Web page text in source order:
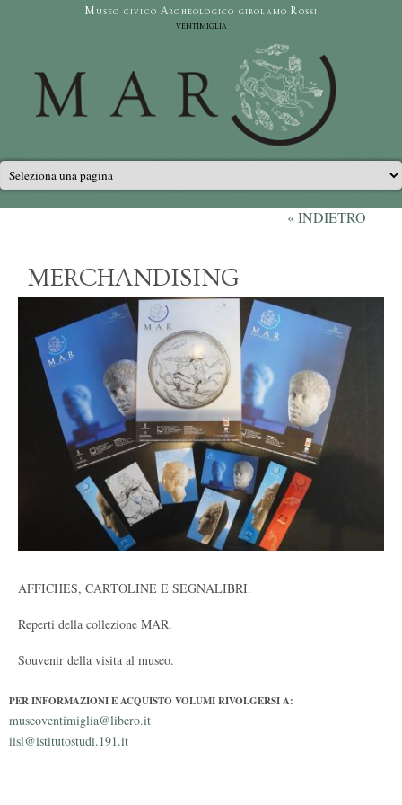
Salta al contenuto principaleMuseo civico Archeologico girolamo Rossi
ventimiglia
Menu principale « INDIETRO
MERCHANDISING
AFFICHES, CARTOLINE E SEGNALIBRI.
Reperti della collezione MAR.
Souvenir della visita al museo.
PER INFORMAZIONI E ACQUISTO VOLUMI RIVOLGERSI A:
museoventimiglia@libero.it
iisl@istitutostudi.191.it